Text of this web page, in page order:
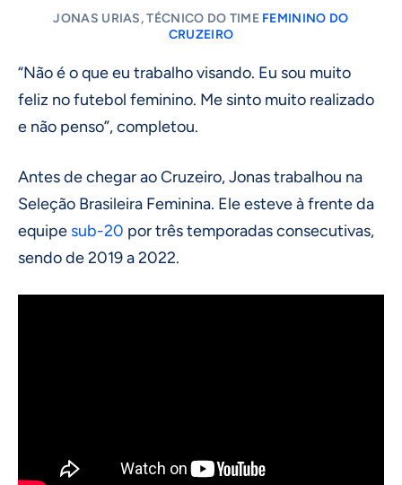
JONAS URIAS, TÉCNICO DO TIME FEMININO DO
CRUZEIRO
“Não é o que eu trabalho visando. Eu sou muito
feliz no futebol feminino. Me sinto muito realizado
e não penso”, completou.
Antes de chegar ao Cruzeiro, Jonas trabalhou na
Seleção Brasileira Feminina. Ele esteve à frente da
equipe sub-20 por três temporadas consecutivas,
sendo de 2019 a 2022.